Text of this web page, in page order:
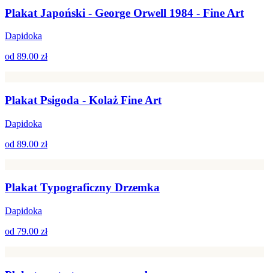
Plakat Japoński - George Orwell 1984 - Fine Art
Dapidoka
od 89.00 zł
Plakat Psigoda - Kolaż Fine Art
Dapidoka
od 89.00 zł
Plakat Typograficzny Drzemka
Dapidoka
od 79.00 zł